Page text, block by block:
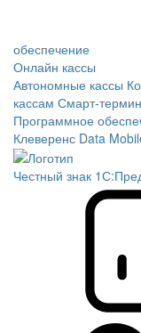
обеспечение
Онлайн кассы
Автономные кассы
кассам Смарт-
Программное
Клеверенс Data
Честный знак